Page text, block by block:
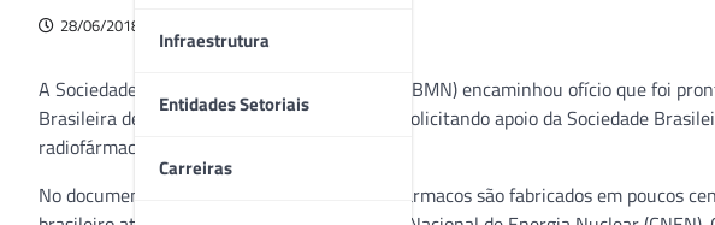
Infraestrutura
Entidades Setoriais
Carreiras
28/06/2018
A Sociedade Brasileira de Medicina Nuclear (SBMN) encaminhou ofício que foi
Brasileira de Cardiologia (SBC), Oscar Dutra, solicitando apoio da Sociedade
radiofármacos.
No documento, a SBMN explica que os radiofármacos são fabricados em poucos